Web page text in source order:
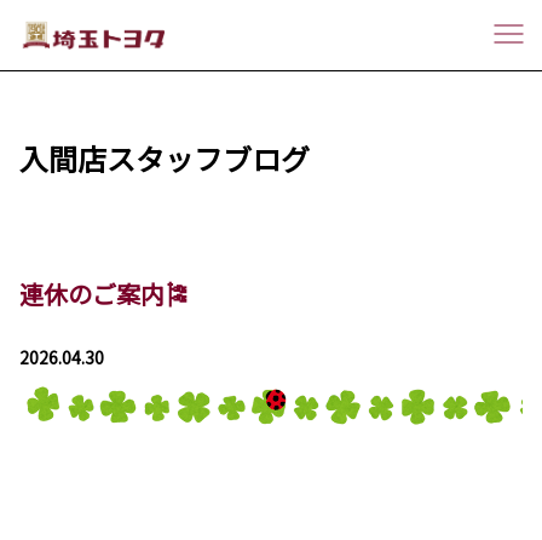
入間店スタッフブログ
連休のご案内🎏
2026.04.30